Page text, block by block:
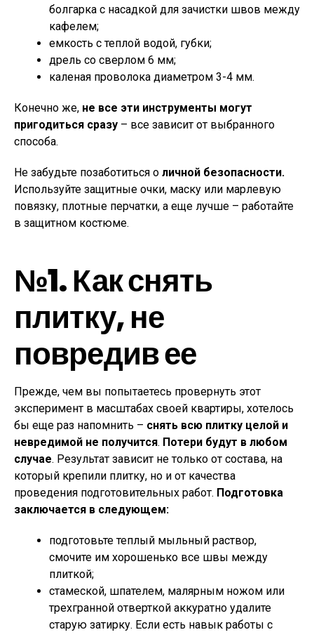
болгарка с насадкой для зачистки швов между
кафелем;
емкость с теплой водой, губки;
дрель со сверлом 6 мм;
каленая проволока диаметром 3-4 мм.
Конечно же, не все эти инструменты могут
пригодиться сразу – все зависит от выбранного
способа.
Не забудьте позаботиться о личной безопасности.
Используйте защитные очки, маску или марлевую
повязку, плотные перчатки, а еще лучше – работайте
в защитном костюме.
№1. Как снять
плитку, не
повредив ее
Прежде, чем вы попытаетесь провернуть этот
эксперимент в масштабах своей квартиры, хотелось
бы еще раз напомнить – снять всю плитку целой и
невредимой не получится. Потери будут в любом
случае. Результат зависит не только от состава, на
который крепили плитку, но и от качества
проведения подготовительных работ. Подготовка
заключается в следующем:
подготовьте теплый мыльный раствор,
смочите им хорошенько все швы между
плиткой;
стамеской, шпателем, малярным ножом или
трехгранной отверткой аккуратно удалите
старую затирку. Если есть навык работы с